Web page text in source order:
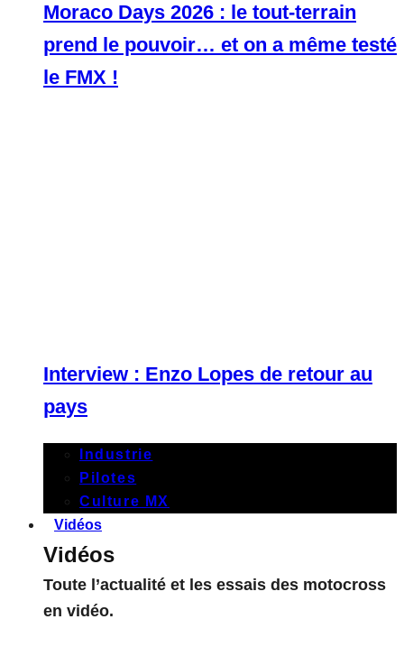
Moraco Days 2026 : le tout-terrain
prend le pouvoir… et on a même testé
le FMX !
Interview : Enzo Lopes de retour au
pays
Industrie
Pilotes
Culture MX
Vidéos
Vidéos
Toute l’actualité et les essais des motocross
en vidéo.